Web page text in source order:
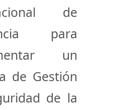
de
para
un
de Gestión
de la